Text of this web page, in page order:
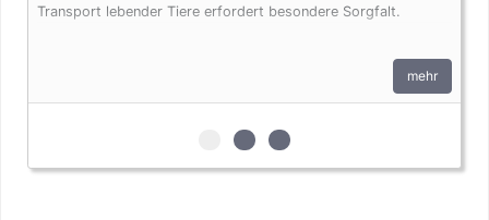
Transport lebender Tiere erfordert besondere Sorgfalt.
mehr
zur 1. geschützten
zur 2. geschützten
zur 3. geschützten